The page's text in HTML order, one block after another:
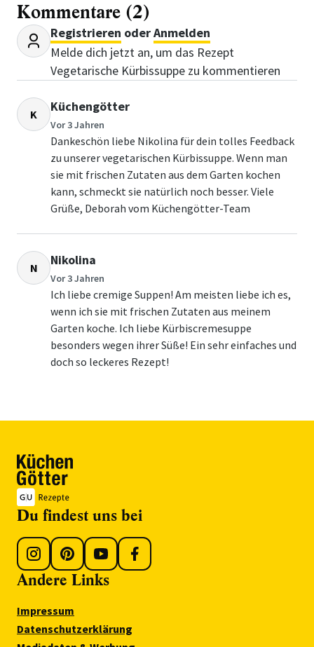
Kommentare (2)
Registrieren oderAnmelden
Melde dich jetzt an, um das Rezept
Vegetarische Kürbissuppe zu kommentieren
K Küchengötter
Vor 3 Jahren
Dankeschön liebe Nikolina für dein tolles Feedback
zu unserer vegetarischen Kürbissuppe. Wenn man
sie mit frischen Zutaten aus dem Garten kochen
kann, schmeckt sie natürlich noch besser. Viele
Grüße, Deborah vom Küchengötter-Team
N Nikolina
Vor 3 Jahren
Ich liebe cremige Suppen! Am meisten liebe ich es,
wenn ich sie mit frischen Zutaten aus meinem
Garten koche. Ich liebe Kürbiscremesuppe
besonders wegen ihrer Süße! Ein sehr einfaches und
doch so leckeres Rezept!
Du findest uns bei
Andere Links
Impressum
Datenschutzerklärung